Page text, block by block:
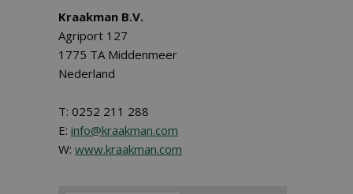
Kraakman B.V.
Agriport 127
1775 TA Middenmeer
Nederland
T: 0252 211 288
E: info@kraakman.com
W: www.kraakman.com